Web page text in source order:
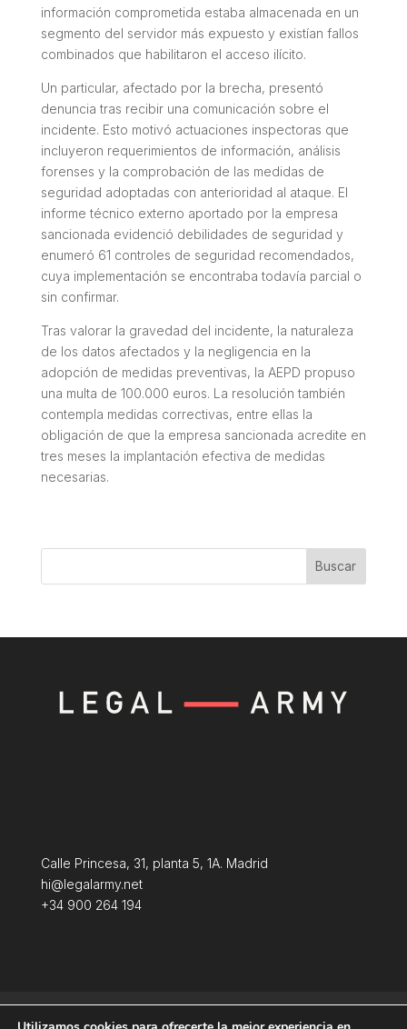
información comprometida estaba almacenada en un
segmento del servidor más expuesto y existían fallos
combinados que habilitaron el acceso ilícito.
Un particular, afectado por la brecha, presentó
denuncia tras recibir una comunicación sobre el
incidente. Esto motivó actuaciones inspectoras que
incluyeron requerimientos de información, análisis
forenses y la comprobación de las medidas de
seguridad adoptadas con anterioridad al ataque. El
informe técnico externo aportado por la empresa
sancionada evidenció debilidades de seguridad y
enumeró 61 controles de seguridad recomendados,
cuya implementación se encontraba todavía parcial o
sin confirmar.
Tras valorar la gravedad del incidente, la naturaleza
de los datos afectados y la negligencia en la
adopción de medidas preventivas, la AEPD propuso
una multa de 100.000 euros. La resolución también
contempla medidas correctivas, entre ellas la
obligación de que la empresa sancionada acredite en
tres meses la implantación efectiva de medidas
necesarias.
Buscar
Calle Princesa, 31, planta 5, 1A. Madrid
hi@legalarmy.net
+34 900 264 194